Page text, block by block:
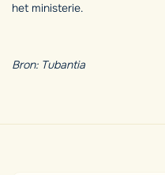
het ministerie.
Bron: Tubantia